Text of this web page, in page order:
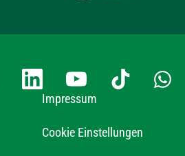
Impressum
Cookie Einstellungen